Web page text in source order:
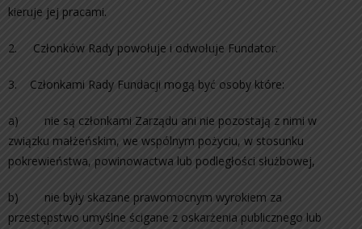
kieruje jej pracami.
2. Członków Rady powołuje i odwołuje Fundator.
3. Członkami Rady Fundacji mogą być osoby które:
a) nie są członkami Zarządu ani nie pozostają z nimi w
związku małżeńskim, we wspólnym pożyciu, w stosunku
pokrewieństwa, powinowactwa lub podległości służbowej,
b) nie były skazane prawomocnym wyrokiem za
przestępstwo umyślne ścigane z oskarżenia publicznego lub